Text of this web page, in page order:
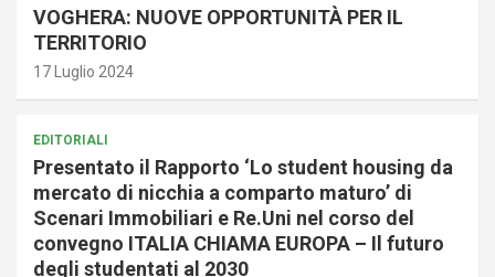
VOGHERA: NUOVE OPPORTUNITÀ PER IL
TERRITORIO
17 Luglio 2024
EDITORIALI
Presentato il Rapporto ‘Lo student housing da
mercato di nicchia a comparto maturo’ di
Scenari Immobiliari e Re.Uni nel corso del
convegno ITALIA CHIAMA EUROPA – Il futuro
degli studentati al 2030